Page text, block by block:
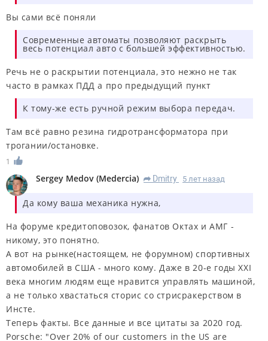
Вы сами всё поняли
Современные автоматы позволяют раскрыть
весь потенциал авто с большей эффективностью.
Речь не о раскрытии потенциала, это нежно не так
часто в рамках ПДД а про предыдущий пункт
К тому-же есть ручной режим выбора передач.
Там всё равно резина гидротрансформатора при
трогании/остановке.
1
Sergey Medov (Medercia) R Dmitry 5 лет назад
Да кому ваша механика нужна,
На форуме кредитоповозок, фанатов Октах и АМГ -
никому, это понятно.
А вот на рынке(настоящем, не форумном) спортивных
автомобилей в США - много кому. Даже в 20-е годы XXI
века многим людям еще нравится управлять машиной,
а не только хвастаться сторис со стрисракерством в
Инсте.
Теперь факты. Все данные и все цитаты за 2020 год.
Porsche: "Over 20% of our customers in the US are